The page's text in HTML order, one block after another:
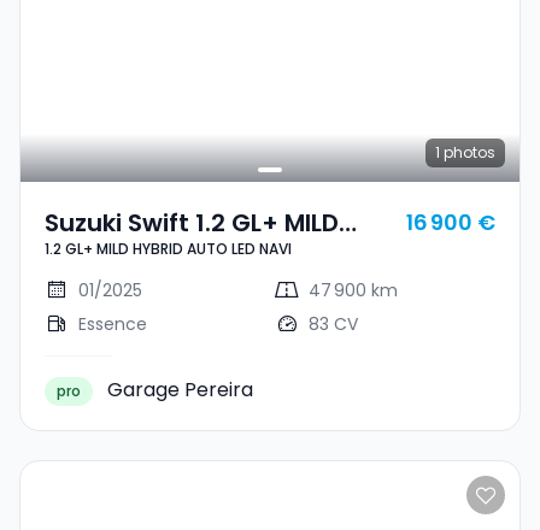
1 photos
Suzuki Swift 1.2 GL+ MILD
HYBRID AUTO LED NAVI
1.2 GL+ MILD HYBRID AUTO LED NAVI
16 900 €
01/2025
47 900 km
Essence
83 CV
pro Garage Pereira